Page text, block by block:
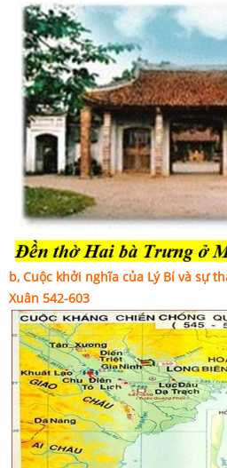
b, Cuộc khởi nghĩa của Lý Bí và sự
Xuân 542-603